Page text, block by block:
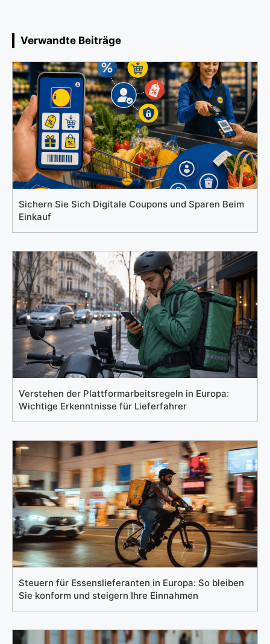
Verwandte Beiträge
Sichern Sie Sich Digitale Coupons und Sparen Beim
Einkauf
Verstehen der Plattformarbeitsregeln in Europa:
Wichtige Erkenntnisse für Lieferfahrer
Steuern für Essenslieferanten in Europa: So bleiben
Sie konform und steigern Ihre Einnahmen